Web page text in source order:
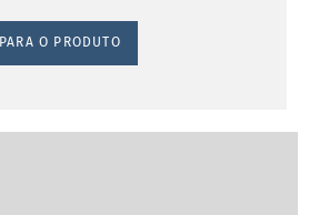
PARA O PRODUTO